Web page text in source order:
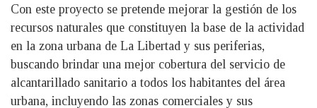
Con este proyecto se pretende mejorar la gestión de los
recursos naturales que constituyen la base de la actividad
en la zona urbana de La Libertad y sus periferias,
buscando brindar una mejor cobertura del servicio de
alcantarillado sanitario a todos los habitantes del área
urbana, incluyendo las zonas comerciales y sus